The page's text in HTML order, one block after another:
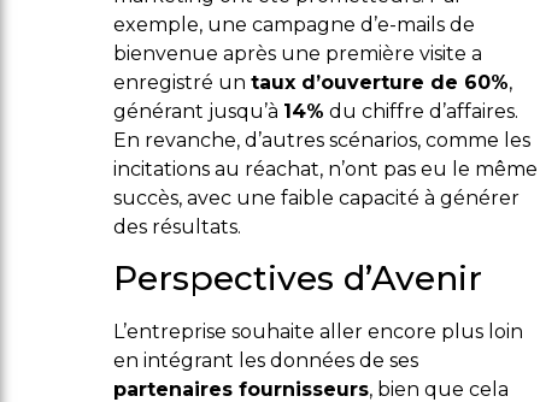
exemple, une campagne d’e-mails de
bienvenue après une première visite a
enregistré un taux d’ouverture de 60%,
générant jusqu’à 14% du chiffre d’affaires.
En revanche, d’autres scénarios, comme les
incitations au réachat, n’ont pas eu le même
succès, avec une faible capacité à générer
des résultats.
Perspectives d’Avenir
L’entreprise souhaite aller encore plus loin
en intégrant les données de ses
partenaires fournisseurs, bien que cela